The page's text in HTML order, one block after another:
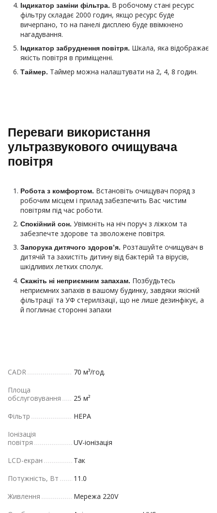
Індикатор заміни фільтра. В робочому стані ресурс
фільтру складає 2000 годин, якщо ресурс буде
вичерпано, то на панелі дисплею буде ввімкнено
нагадування.
Індикатор забруднення повітря. Шкала, яка відображає
якість повітря в приміщенні.
Таймер. Таймер можна налаштувати на 2, 4, 8 годин.
Переваги використання
ультразвукового очищувача
повітря
Робота з комфортом. Встановіть очищувач поряд з
робочим місцем і прилад забезпечить Вас чистим
повітрям під час роботи.
Спокійний сон. Увімкніть на ніч поруч з ліжком та
забезпечте здорове та зволожене повітря.
Запорука дитячого здоров’я. Розташуйте очищувач в
дитячій та захистіть дитину від бактерій та вірусів,
шкідливих летких сполук.
Скажіть ні неприємним запахам. Позбудьтесь
неприємних запахів в вашому будинку, завдяки якісній
фільтрації та УФ стерилізації, що не лише дезинфікує, а
й поглинає сторонні запахи
CADR
70 м³/год.
Площа
обслуговування
25 м²
Фільтр
HEPA
Іонізація
повітря
UV-іонізація
LCD-екран
Так
Потужність, Вт
11.0
Живлення
Мережа 220V